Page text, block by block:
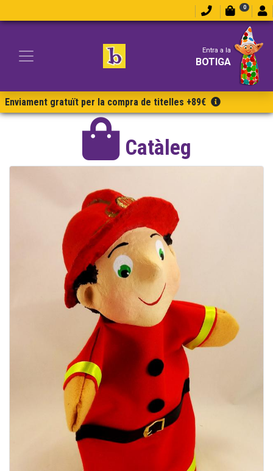
0
Entra a la
BOTIGA
Enviament gratuït per la compra de titelles +89€
Catàleg